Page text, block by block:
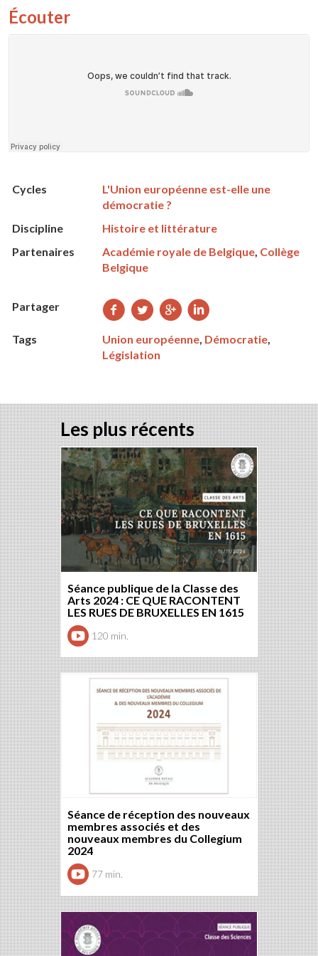
Écouter
Cycles
L'Union européenne est-elle une
démocratie ?
Discipline
Histoire et littérature
Partenaires
Académie royale de Belgique, Collège
Belgique
Partager
Partager
sur
Facebook
Partager
sur
Twitter
Partager
sursur
Tags Union européenne, Démocratie,
Législation
Les plus récents
Séance publique de la Classe des
Arts 2024 : CE QUE RACONTENT
LES RUES DE BRUXELLES EN 1615
120 min.
Séance de réception des nouveaux
membres associés et des
nouveaux membres du Collegium
2024
77 min.